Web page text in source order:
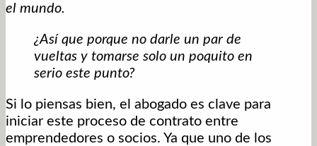
el mundo.
¿Así que porque no darle un par de
vueltas y tomarse solo un poquito en
serio este punto?
Si lo piensas bien, el abogado es clave para
iniciar este proceso de contrato entre
emprendedores o socios. Ya que uno de los